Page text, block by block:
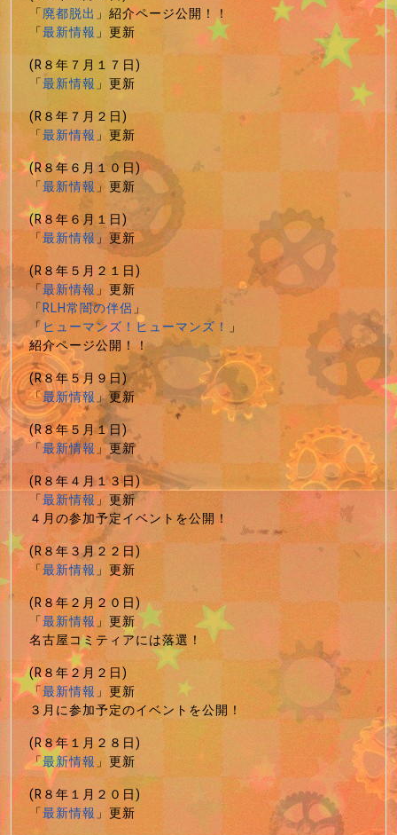
「廃都脱出」紹介ページ公開！！
「最新情報」更新
(R８年７月１７日)
「最新情報」更新
(R８年７月２日)
「最新情報」更新
(R８年６月１０日)
「最新情報」更新
(R８年６月１日)
「最新情報」更新
(R８年５月２１日)
「最新情報」更新
「RLH常闇の伴侶」
「ヒューマンズ！ヒューマンズ！ 」
紹介ページ公開！！
(R８年５月９日)
「最新情報」更新
(R８年５月１日)
「最新情報」更新
(R８年４月１３日)
「最新情報」更新
４月の参加予定イベントを公開！
(R８年３月２２日)
「最新情報」更新
(R８年２月２０日)
「最新情報」更新
名古屋コミティアには落選！
(R８年２月２日)
「最新情報」更新
３月に参加予定のイベントを公開！
(R８年１月２８日)
「最新情報」更新
(R８年１月２０日)
「最新情報」更新